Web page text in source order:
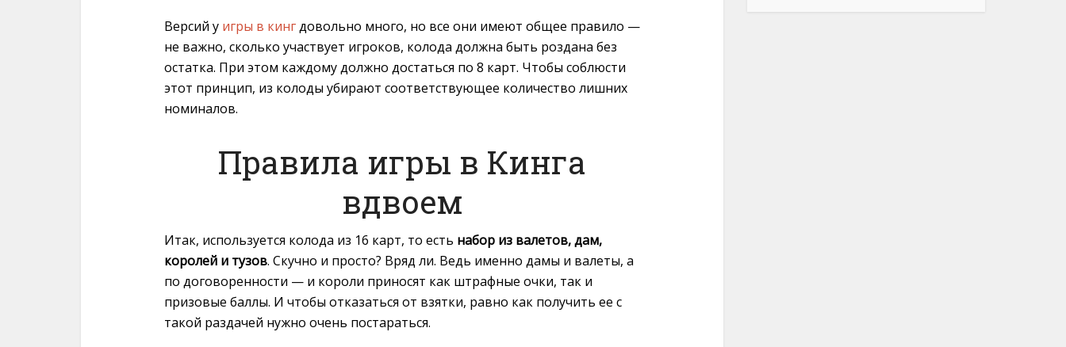
Версий у игры в кингдовольно много, но все они имеют общее правило —
не важно, сколько участвует игроков, колода должна быть роздана без
остатка. При этом каждому должно достаться по 8 карт. Чтобы соблюсти
этот принцип, из колоды убирают соответствующее количество лишних
номиналов.
Правила игры в Кинга
вдвоем
Итак, используется колода из 16 карт, то есть набор из валетов, дам,
королей и тузов. Скучно и просто? Вряд ли. Ведь именно дамы и валеты, а
по договоренности — и короли приносят как штрафные очки, так и
призовые баллы. И чтобы отказаться от взятки, равно как получить ее с
такой раздачей нужно очень постараться.